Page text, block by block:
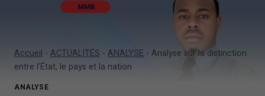
Accueil - ACTUALITÉS - ANALYSE - Analyse sur la distinction
entre l’État, le pays et la nation
ANALYSE